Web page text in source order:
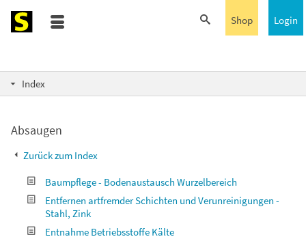
Login
Shop
Index
Absaugen
Zurück zum Index
Baumpflege - Bodenaustausch Wurzelbereich
Entfernen artfremder Schichten und Verunreinigungen -
Stahl, Zink
Entnahme Betriebsstoffe Kälte